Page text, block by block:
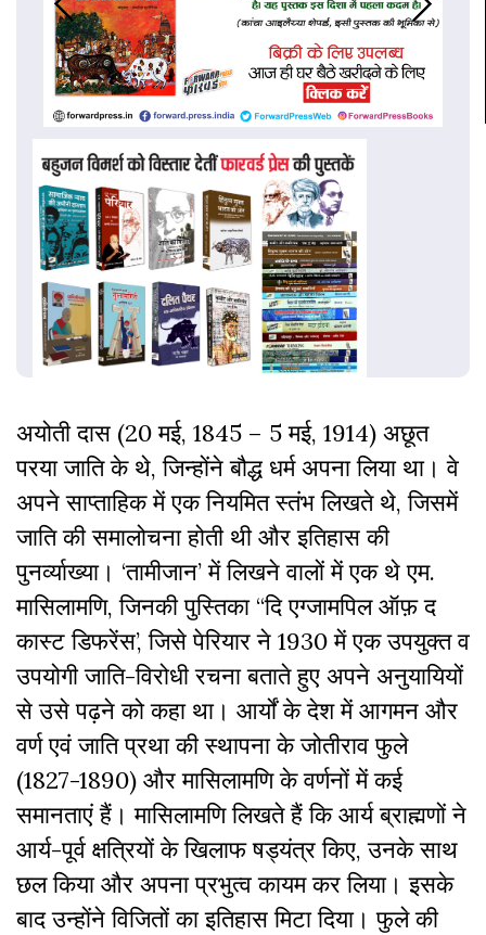
अयोती दास (20 मई, 1845 – 5 मई, 1914) अछूत
परया जाति के थे, जिन्होंने बौद्ध धर्म अपना लिया था। वे
अपने साप्ताहिक में एक नियमित स्तंभ लिखते थे, जिसमें
जाति की समालोचना होती थी और इतिहास की
पुनर्व्याख्या। ‘तामीजान’ में लिखने वालों में एक थे एम.
मासिलामणि, जिनकी पुस्तिका “दि एग्जामपिल ऑफ़ द
कास्ट डिफरेंस’, जिसे पेरियार ने 1930 में एक उपयुक्त व
उपयोगी जाति-विरोधी रचना बताते हुए अपने अनुयायियों
से उसे पढ़ने को कहा था। आर्यों के देश में आगमन और
वर्ण एवं जाति प्रथा की स्थापना के जोतीराव फुले
(1827-1890) और मासिलामणि के वर्णनों में कई
समानताएं हैं। मासिलामणि लिखते हैं कि आर्य ब्राह्मणों ने
आर्य-पूर्व क्षत्रियों के खिलाफ षड्यंत्र किए, उनके साथ
छल किया और अपना प्रभुत्व कायम कर लिया। इसके
बाद उन्होंने विजितों का इतिहास मिटा दिया। फुले की